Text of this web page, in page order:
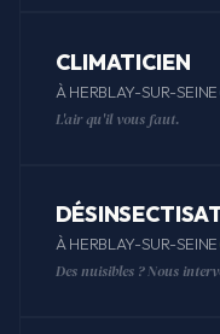
CLIMATICIEN
À HERBLAY-SUR-SEINE
L'air qu'il vous faut.
À HERBLAY-SUR-SEINE
Des nuisibles ? Nous